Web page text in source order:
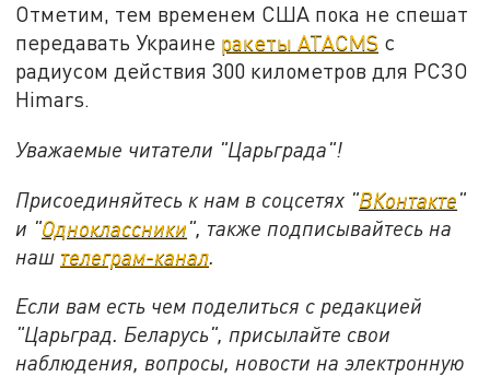
Отметим, тем временем США пока не спешат
передавать Украине ракеты ATACMS c
радиусом действия 300 километров для РСЗО
Himars.
Уважаемые читатели "Царьграда"!
Присоединяйтесь к нам в соцсетях "ВКонтакте"
и "Одноклассники", также подписывайтесь на
наш телеграм-канал
Если вам есть чем поделиться с редакцией
"Царьград. Беларусь", присылайте свои
наблюдения, вопросы, новости на электронную